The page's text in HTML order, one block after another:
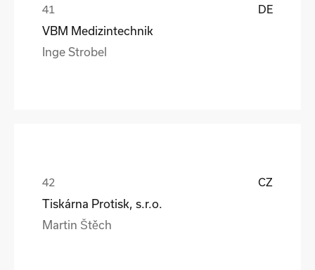
DE
VBM Medizintechnik
Inge Strobel
CZ
Tiskárna Protisk, s.r.o.
Martin Štěch